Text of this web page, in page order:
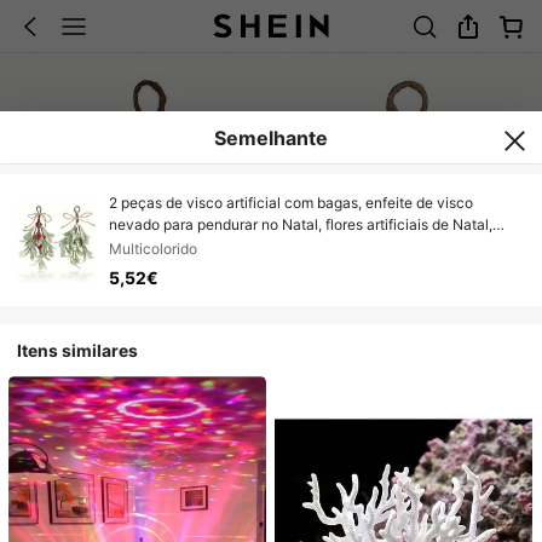
Semelhante
2 peças de visco artificial com bagas, enfeite de visco
nevado para pendurar no Natal, flores artificiais de Natal,
enfeites para árvore de Natal, para decoração de árvore de
Natal, guirlanda DIY, embrulho de presentes de Natal,
decoração de lareira, decoração de casa para festas de
Natal
Multicolorido
5,52€
Itens similares